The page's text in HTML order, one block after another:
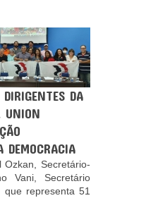
DA
UNION
DEMOCRACIA
Ozkan, Secretário-
Vani, Secretário
que representa 51